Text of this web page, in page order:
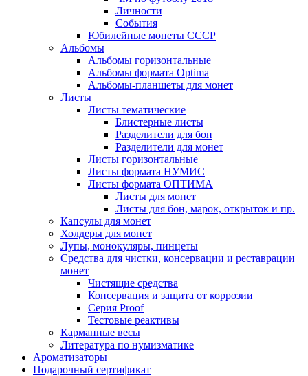
Личности
События
Юбилейные монеты СССР
Альбомы
Альбомы горизонтальные
Альбомы формата Optima
Альбомы-планшеты для монет
Листы
Листы тематические
Блистерные листы
Разделители для бон
Разделители для монет
Листы горизонтальные
Листы формата НУМИС
Листы формата ОПТИМА
Листы для монет
Листы для бон, марок, открыток и пр.
Капсулы для монет
Холдеры для монет
Лупы, монокуляры, пинцеты
Средства для чистки, консервации и реставрации
монет
Чистящие средства
Консервация и защита от коррозии
Серия Proof
Тестовые реактивы
Карманные весы
Литература по нумизматике
Ароматизаторы
Подарочный сертификат